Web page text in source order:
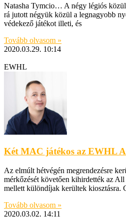
Natasha Tymcio… A négy légiós
rá jutott négyük közül a legnagyobb
védekező játékot illeti, és
Tovább olvasom »
2020.03.29. 10:14
EWHL
Két MAC játékos az EWHL
Az elmúlt hétvégén megrendezésre
mérkőzését követően kihirdették az
mellett különdíjak kerültek kiosztásra.
Tovább olvasom »
2020.03.02. 14:11